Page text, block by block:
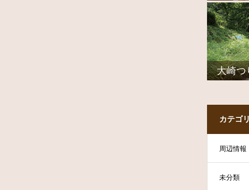
大崎つ
カテゴ
周辺情報
未分類